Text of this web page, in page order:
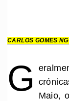
CARLOS GOMES
G
Maio,